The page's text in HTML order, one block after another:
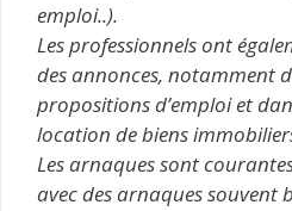
emploi..).
Les professionnels ont
des annonces, notamment
propositions d’emploi et
location de biens
Les arnaques sont
avec des arnaques souvent